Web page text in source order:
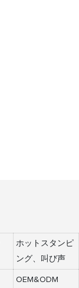
ホットスタンピ
ング、叫び声
OEM&ODM